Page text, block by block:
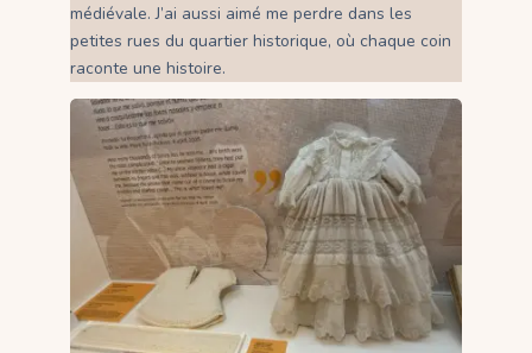
médiévale. J’ai aussi aimé me perdre dans les
petites rues du quartier historique, où chaque coin
raconte une histoire.